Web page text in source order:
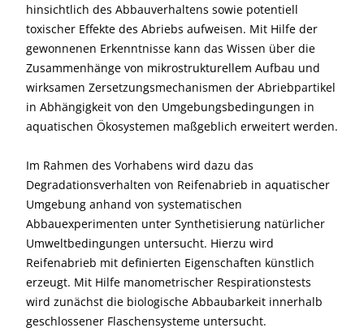
hinsichtlich des Abbauverhaltens sowie potentiell
toxischer Effekte des Abriebs aufweisen. Mit Hilfe der
gewonnenen Erkenntnisse kann das Wissen über die
Zusammenhänge von mikrostrukturellem Aufbau und
wirksamen Zersetzungsmechanismen der Abriebpartikel
in Abhängigkeit von den Umgebungsbedingungen in
aquatischen Ökosystemen maßgeblich erweitert werden.
Im Rahmen des Vorhabens wird dazu das
Degradationsverhalten von Reifenabrieb in aquatischer
Umgebung anhand von systematischen
Abbauexperimenten unter Synthetisierung natürlicher
Umweltbedingungen untersucht. Hierzu wird
Reifenabrieb mit definierten Eigenschaften künstlich
erzeugt. Mit Hilfe manometrischer Respirationstests
wird zunächst die biologische Abbaubarkeit innerhalb
geschlossener Flaschensysteme untersucht.